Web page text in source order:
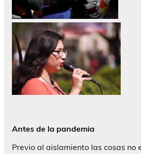
Antes de la pandemia
Previo al aislamiento las cosas no